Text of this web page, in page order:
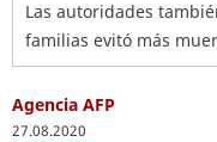
Las autoridades
familias evitó más
Agencia AFP
27.08.2020